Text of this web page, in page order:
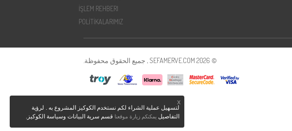
İŞLEM REHBERI
POLİTİKALARIMIZ
© 2026 SEFAMERVE.COM , جميع الحقوق محفوظة.
X
لتسهيل عملية الشراء لكم نستخدم الكوكيز المشروع به . لرؤية
التفاصيل يمكنكم زيارة موقعنا قسم سرية البيانات وسياسة الكوكيز.